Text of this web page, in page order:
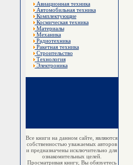
Авиационная техника
Автомобильная техника
Комплектующие
Космическая техника
Материалы
Механика
Радиотехника
Ракетная техника
Строительство
Технология
Электроника
Все книги на данном сайте, являются
собственностью уважаемых авторов
и предназначены исключительно для
ознакомительных целей.
Просматривая книгу, Вы обязуетесь